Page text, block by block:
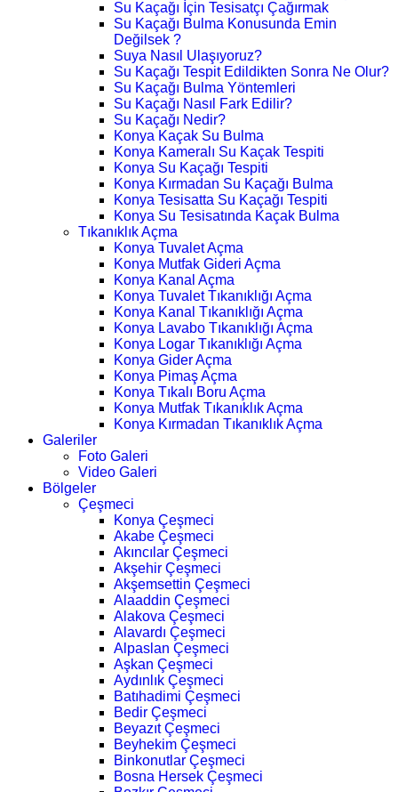
Su Kaçağı İçin Tesisatçı Çağırmak
Su Kaçağı Bulma Konusunda Emin
Değilsek ?
Suya Nasıl Ulaşıyoruz?
Su Kaçağı Tespit Edildikten Sonra Ne Olur?
Su Kaçağı Bulma Yöntemleri
Su Kaçağı Nasıl Fark Edilir?
Su Kaçağı Nedir?
Konya Kaçak Su Bulma
Konya Kameralı Su Kaçak Tespiti
Konya Su Kaçağı Tespiti
Konya Kırmadan Su Kaçağı Bulma
Konya Tesisatta Su Kaçağı Tespiti
Konya Su Tesisatında Kaçak Bulma
Tıkanıklık Açma
Konya Tuvalet Açma
Konya Mutfak Gideri Açma
Konya Kanal Açma
Konya Tuvalet Tıkanıklığı Açma
Konya Kanal Tıkanıklığı Açma
Konya Lavabo Tıkanıklığı Açma
Konya Logar Tıkanıklığı Açma
Konya Gider Açma
Konya Pimaş Açma
Konya Tıkalı Boru Açma
Konya Mutfak Tıkanıklık Açma
Konya Kırmadan Tıkanıklık Açma
Galeriler
Foto Galeri
Video Galeri
Bölgeler
Çeşmeci
Konya Çeşmeci
Akabe Çeşmeci
Akıncılar Çeşmeci
Akşehir Çeşmeci
Akşemsettin Çeşmeci
Alaaddin Çeşmeci
Alakova Çeşmeci
Alavardı Çeşmeci
Alpaslan Çeşmeci
Aşkan Çeşmeci
Aydınlık Çeşmeci
Batıhadimi Çeşmeci
Bedir Çeşmeci
Beyazıt Çeşmeci
Beyhekim Çeşmeci
Binkonutlar Çeşmeci
Bosna Hersek Çeşmeci